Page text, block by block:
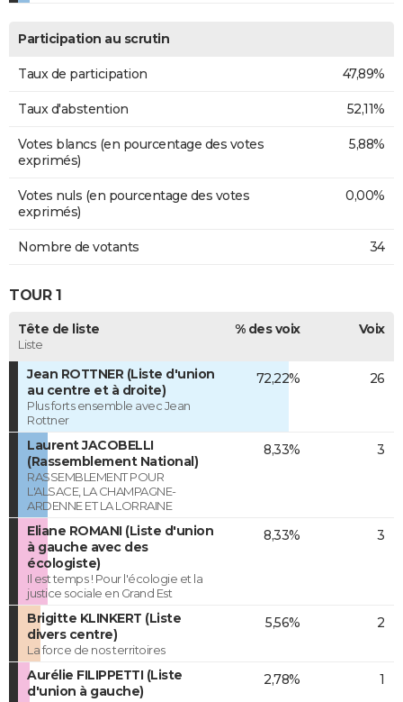
Participation au scrutin
Taux de participation 47,89%
Taux d'abstention 52,11%
Votes blancs (en pourcentage des votes
exprimés)
5,88%
Votes nuls (en pourcentage des votes
exprimés)
0,00%
Nombre de votants 34
TOUR 1
Tête de liste
Liste
% des voix Voix
Jean ROTTNER (Liste d'union
au centre et à droite)
Plus forts ensemble avec Jean
Rottner
72,22% 26
Laurent JACOBELLI
(Rassemblement National)
RASSEMBLEMENT POUR
L'ALSACE, LA CHAMPAGNE-
ARDENNE ET LA LORRAINE
8,33% 3
Eliane ROMANI (Liste d'union
à gauche avec des
écologiste)
Il est temps ! Pour l'écologie et la
justice sociale en Grand Est
8,33% 3
Brigitte KLINKERT (Liste
divers centre)
La force de nos territoires
5,56% 2
Aurélie FILIPPETTI (Liste
d'union à gauche)
2,78% 1